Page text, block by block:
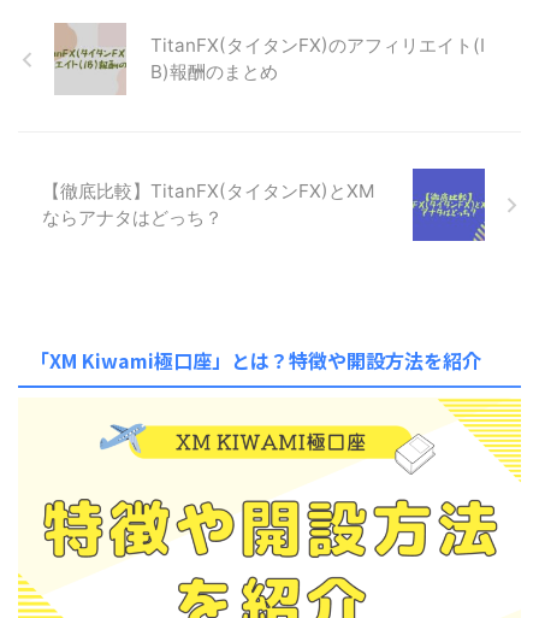
TitanFX(タイタンFX)のアフィリエイト(I
B)報酬のまとめ
【徹底比較】TitanFX(タイタンFX)とXM
ならアナタはどっち？
「XM Kiwami極口座」とは？特徴や開設方法を紹介